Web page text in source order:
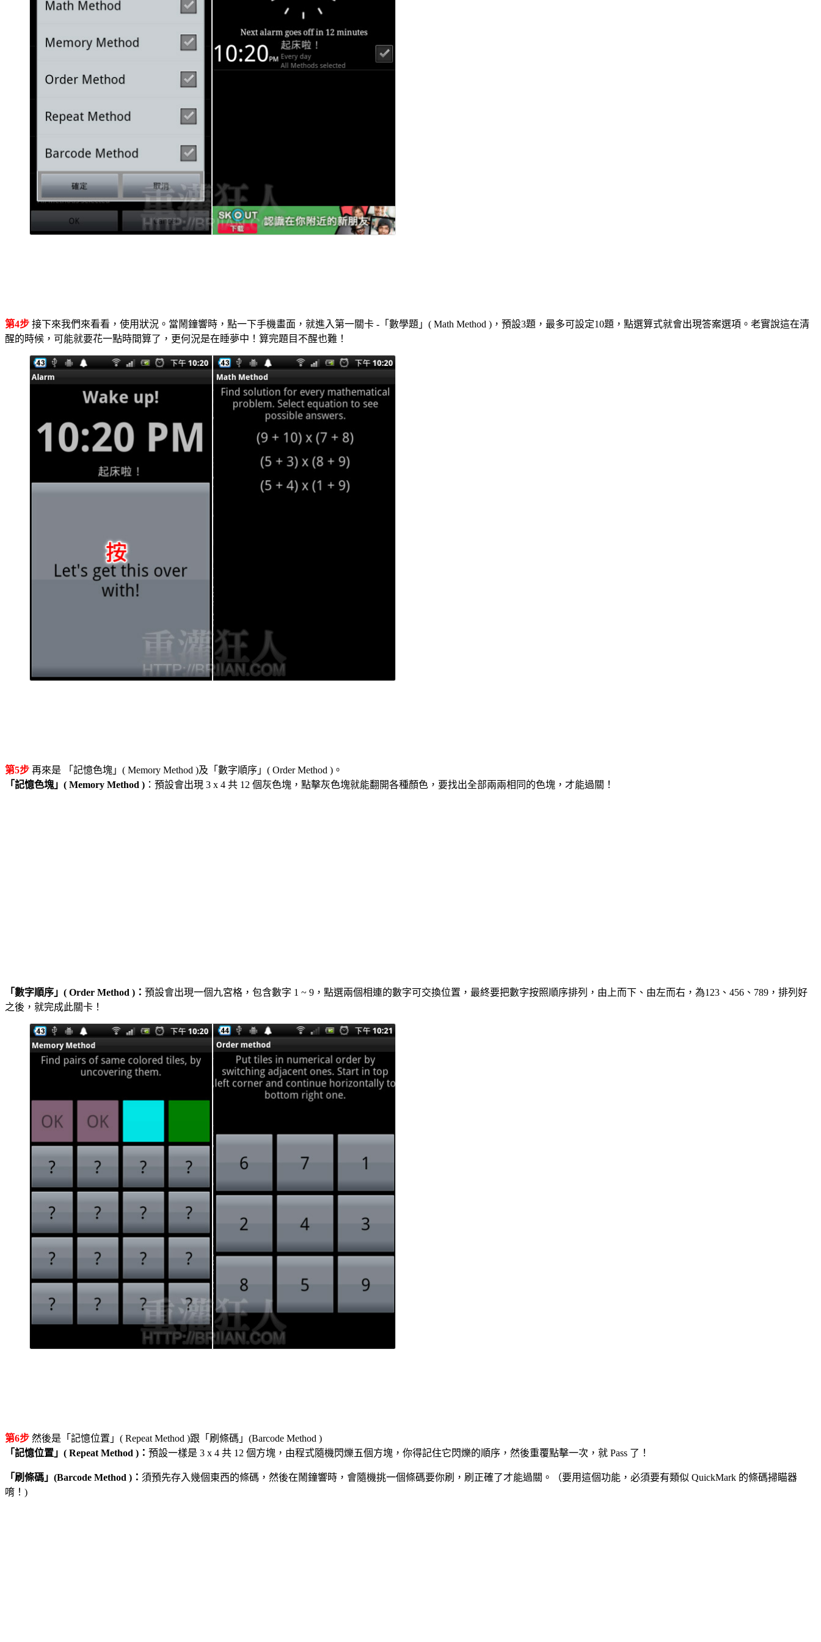
第4步 接下來我們來看看，使用狀況。當鬧鐘響時，點一下手機畫面，就進入第一關卡 -「數學題」( Math Method )，預設3題，最多可設定10題，點選算式就會出現答案選項。老實說這在清
醒的時候，可能就要花一點時間算了，更何況是在睡夢中！算完題目不醒也難！
第5步 再來是 「記憶色塊」( Memory Method )及「數字順序」( Order Method )。
「記憶色塊」( Memory Method ) ：預設會出現 3 x 4 共 12 個灰色塊，點擊灰色塊就能翻開各種顏色，要找出全部兩兩相同的色塊，才能過關！
「數字順序」( Order Method )： 預設會出現一個九宮格，包含數字 1 ~ 9，點選兩個相連的數字可交換位置，最終要把數字按照順序排列，由上而下、由左而右，為123、456、789，排列好
之後，就完成此關卡！
第6步 然後是「記憶位置」( Repeat Method )跟「刷條碼」(Barcode Method )
「記憶位置」( Repeat Method )： 預設一樣是 3 x 4 共 12 個方塊，由程式隨機閃爍五個方塊，你得記住它閃爍的順序，然後重覆點擊一次，就 Pass 了！
「刷條碼」(Barcode Method )： 須預先存入幾個東西的條碼，然後在鬧鐘響時，會隨機挑一個條碼要你刷，刷正確了才能過關。（要用這個功能，必須要有類似 QuickMark 的條碼掃瞄器
唷！)